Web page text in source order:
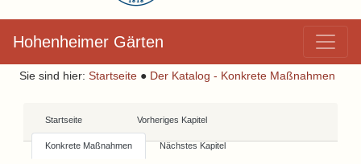
Hohenheimer Gärten
Sie sind hier: Startseite ● Der Katalog - Konkrete Maßnahmen
Startseite Vorheriges Kapitel
Konkrete Maßnahmen Nächstes Kapitel